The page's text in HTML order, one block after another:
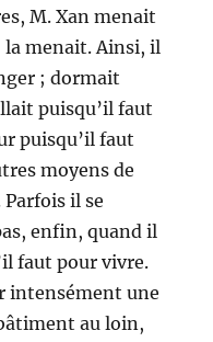
M. Xan menait
la menait. Ainsi, il
; dormait
puisqu’il faut
puisqu’il faut
moyens de
il se
enfin, quand il
faut pour vivre.
intensément une
au loin,